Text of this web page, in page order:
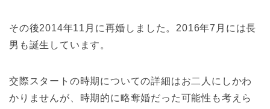
その後2014年11月に再婚しました。2016年7月には長
男も誕生しています。
交際スタートの時期についての詳細はお二人にしかわ
かりませんが、時期的に略奪婚だった可能性も考えら